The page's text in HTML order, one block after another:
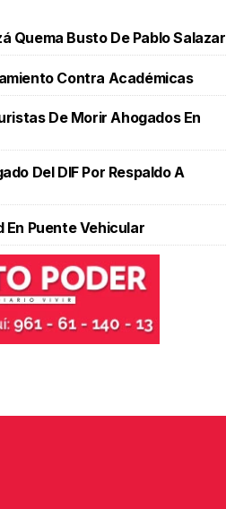
Quema Busto De Pablo Salazar
Contra Académicas
De Morir Ahogados En
Del DIF Por Respaldo A
En Puente Vehicular